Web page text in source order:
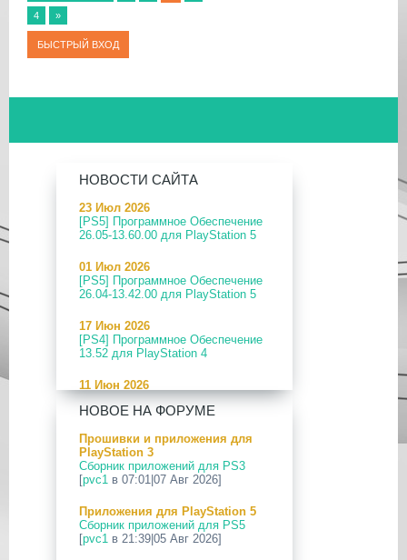
4 »
НОВОСТИ САЙТА
23 Июл 2026
[PS5] Программное Обеспечение
26.05-13.60.00 для PlayStation 5
01 Июл 2026
[PS5] Программное Обеспечение
26.04-13.42.00 для PlayStation 5
17 Июн 2026
[PS4] Программное Обеспечение
13.52 для PlayStation 4
11 Июн 2026
[PS5] Программное Обеспечение
26.04-13.40.00 для PlayStation 5
24 Апр 2026
[PS5] Программное Обеспечение
26.03-13.20.00 для PlayStation 5
12 Апр 2026
[PS Portal] Программное
Обеспечение 7.0.2 для PS Portal
НОВОЕ НА ФОРУМЕ
Прошивки и приложения для
PlayStation 3
Сборник приложений для PS3
[pvc1 в 07:01|07 Авг 2026]
Приложения для PlayStation 5
Сборник приложений для PS5
[pvc1 в 21:39|05 Авг 2026]